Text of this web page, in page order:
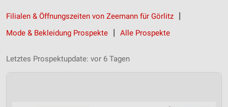
Filialen & Öffnungszeiten von Zeemann für Görlitz
Mode & Bekleidung Prospekte
Alle Prospekte
Letztes Prospektupdate: vor 6 Tagen